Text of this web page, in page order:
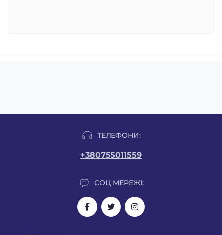
ТЕЛЕФОНИ:
+380755011559
СОЦ МЕРЕЖІ: